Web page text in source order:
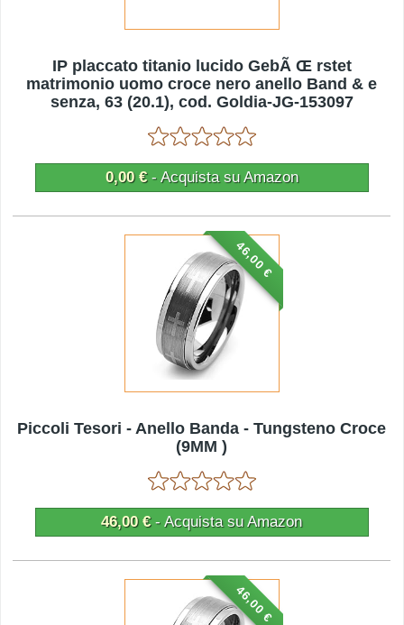
IP placcato titanio lucido GebÃ Œ rstet
matrimonio uomo croce nero anello Band & e
senza, 63 (20.1), cod. Goldia-JG-153097
0,00 €- Acquista su Amazon
46,00 €
Piccoli Tesori - Anello Banda - Tungsteno Croce
(9MM )
46,00 €- Acquista su Amazon
46,00 €